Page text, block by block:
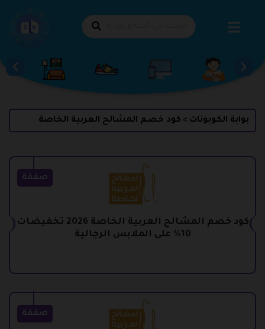
بوابة الكوبونات > كود خصم المشالح العربية الخاصة
صفقة
كود خصم المشالح العربية الخاصة 2026 تخفيضات
10% على الملابس الرجالية
صفقة